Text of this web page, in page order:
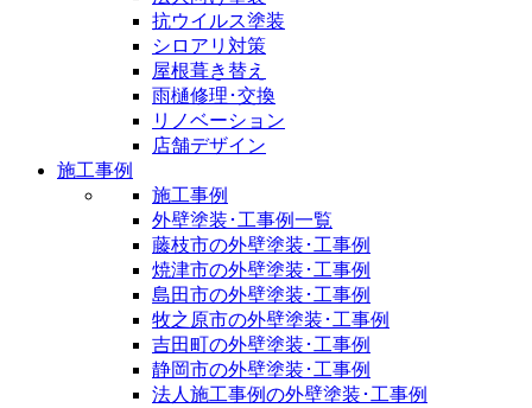
抗ウイルス塗装
シロアリ対策
屋根葺き替え
雨樋修理･交換
リノベーション
店舗デザイン
施工事例
施工事例
外壁塗装･工事例一覧
藤枝市の外壁塗装･工事例
焼津市の外壁塗装･工事例
島田市の外壁塗装･工事例
牧之原市の外壁塗装･工事例
吉田町の外壁塗装･工事例
静岡市の外壁塗装･工事例
法人施工事例の外壁塗装･工事例